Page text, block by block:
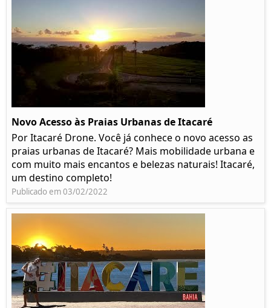
Novo Acesso às Praias Urbanas de Itacaré
Por Itacaré Drone. Você já conhece o novo acesso as
praias urbanas de Itacaré? Mais mobilidade urbana e
com muito mais encantos e belezas naturais! Itacaré,
um destino completo!
Publicado em 03/02/2022